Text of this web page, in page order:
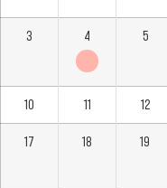
3 4 5
10 11 12
17 18 19